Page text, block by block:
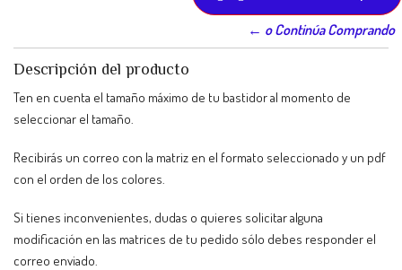
← o Continúa Comprando
Descripción del producto
Ten en cuenta el tamaño máximo de tu bastidor al momento de
seleccionar el tamaño.
Recibirás un correo con la matriz en el formato seleccionado y un pdf
con el orden de los colores.
Si tienes inconvenientes, dudas o quieres solicitar alguna
modificación en las matrices de tu pedido sólo debes responder el
correo enviado.